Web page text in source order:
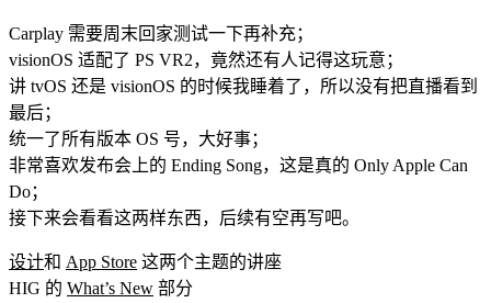
Carplay 需要周末回家测试一下再补充；
visionOS 适配了 PS VR2，竟然还有人记得这玩意；
讲 tvOS 还是 visionOS 的时候我睡着了，所以没有把直播看到
最后；
统一了所有版本 OS 号，大好事；
非常喜欢发布会上的 Ending Song，这是真的 Only Apple Can
Do；
接下来会看看这两样东西，后续有空再写吧。
设计和 App Store 这两个主题的讲座
HIG 的 What’s New 部分